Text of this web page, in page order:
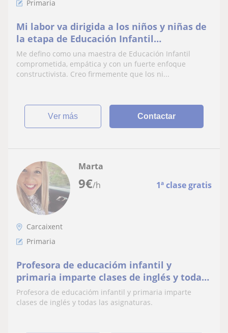
Primaria
Mi labor va dirigida a los niños y niñas de
la etapa de Educación Infantil
(especialmente de 3 a 6 años).
Me defino como una maestra de Educación Infantil
comprometida, empática y con un fuerte enfoque
constructivista. Creo firmemente que los ni...
ver más Contactar
9€/h 1ª clase gratis
Marta
Carcaixent
Primaria
Profesora de educacióm infantil y
primaria imparte clases de inglés y todas
las asignaturas
Profesora de educacióm infantil y primaria imparte
clases de inglés y todas las asignaturas.